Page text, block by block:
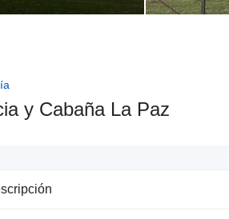
y Cabaña La Paz